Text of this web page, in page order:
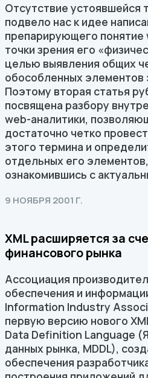
Отсутствие устоявшейся
подвело нас к идее
препарирующего понятие
точки зрения его
целью выявления общих
обособленных элементов
Поэтому вторая статья
посвящена разбору
web-аналитики,
достаточно четко
этого термина и
отдельных его
ознакомившись с
9 НОЯБРЯ 2001 Г.
XML расширяется за
финансового рынка
Ассоциация
обеспечения и
Information Industry
первую версию нового
Data Definition Language
данных рынка, MDDL),
обеспечения